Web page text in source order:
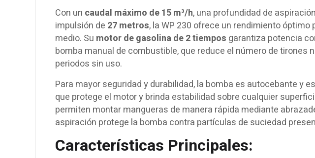
Con un caudal máximo de 15 m³/h, una profundidad de
impulsión de 27 metros, la WP 230 ofrece un rendimiento
medio. Su motor de gasolina de 2 tiempos garantiza potencia
bomba manual de combustible, que reduce el número de tirones
periodos sin uso.
Para mayor seguridad y durabilidad, la bomba es autocebante y
que protege el motor y brinda estabilidad sobre cualquier
permiten montar mangueras de manera rápida mediante
aspiración protege la bomba contra partículas de suciedad
Características Principales: